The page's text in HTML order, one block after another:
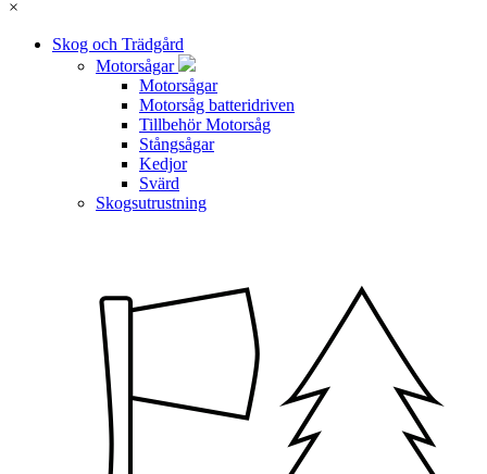
×
Skog och Trädgård
Motorsågar
Motorsågar
Motorsåg batteridriven
Tillbehör Motorsåg
Stångsågar
Kedjor
Svärd
Skogsutrustning